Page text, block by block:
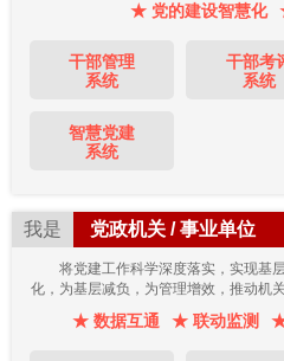
★ 党的建设智慧化
干部管理
系统
干部考
系统
智慧党建
系统
我是 党政机关 / 事业单位
将党建工作科学深度落实，实现基
化，为基层减负，为管理增效，推动机
★ 数据互通 ★ 联动监测 ★